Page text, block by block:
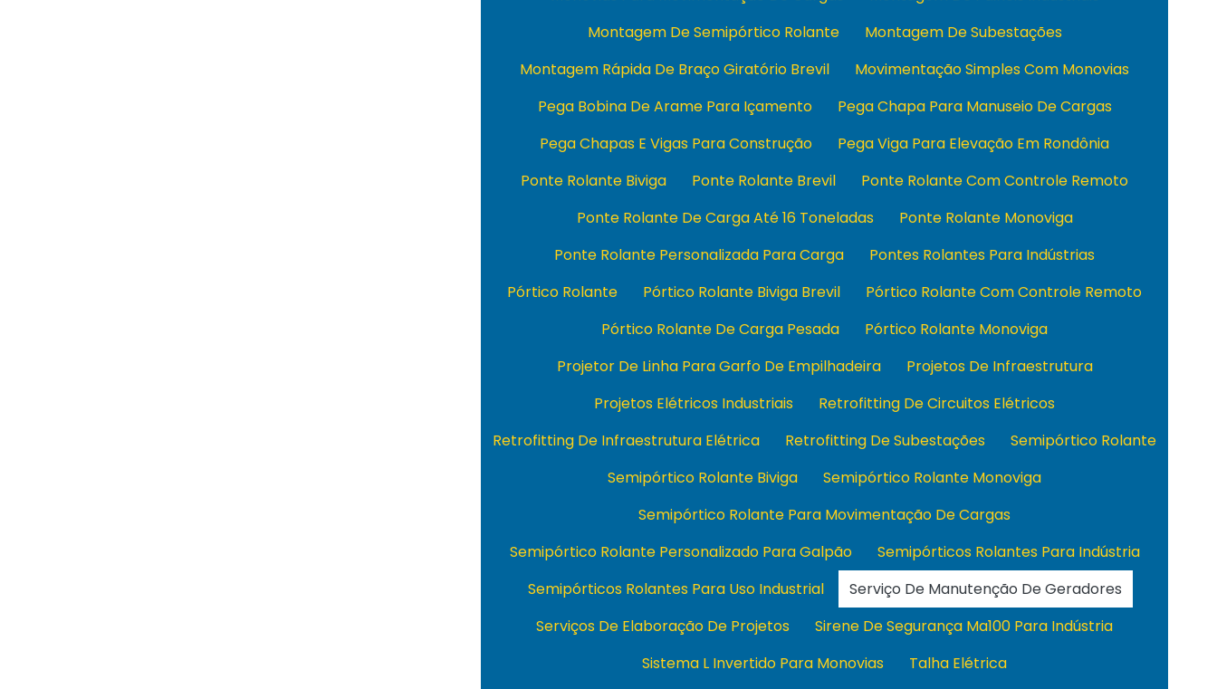
Montagem De Semipórtico Rolante
Montagem De Subestações
Montagem Rápida De Braço Giratório Brevil
Movimentação Simples Com Monovias
Pega Bobina De Arame Para Içamento
Pega Chapa Para Manuseio De Cargas
Pega Chapas E Vigas Para Construção
Pega Viga Para Elevação Em Rondônia
Ponte Rolante Biviga
Ponte Rolante Brevil
Ponte Rolante Com Controle Remoto
Ponte Rolante De Carga Até 16 Toneladas
Ponte Rolante Monoviga
Ponte Rolante Personalizada Para Carga
Pontes Rolantes Para Indústrias
Pórtico Rolante
Pórtico Rolante Biviga Brevil
Pórtico Rolante Com Controle Remoto
Pórtico Rolante De Carga Pesada
Pórtico Rolante Monoviga
Projetor De Linha Para Garfo De Empilhadeira
Projetos De Infraestrutura
Projetos Elétricos Industriais
Retrofitting De Circuitos Elétricos
Retrofitting De Infraestrutura Elétrica
Retrofitting De Subestações
Semipórtico Rolante
Semipórtico Rolante Biviga
Semipórtico Rolante Monoviga
Semipórtico Rolante Para Movimentação De Cargas
Semipórtico Rolante Personalizado Para Galpão
Semipórticos Rolantes Para Indústria
Semipórticos Rolantes Para Uso Industrial
Serviço De Manutenção De Geradores
Serviços De Elaboração De Projetos
Sirene De Segurança Ma100 Para Indústria
Sistema L Invertido Para Monovias
Talha Elétrica